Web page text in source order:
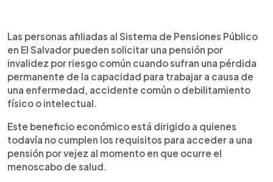
Escuchar artículo
La pensión por invalidez por riesgo común es un
beneficio del Sistema de Pensiones Público de El
Salvador para afiliados que pierdan de forma
permanente su capacidad de trabajar por
enfermedad, accidente común o debilitamiento
físico o intelectual. El trámite exige una
Calificadora de Invalidez (CCI). Los requisitos
cambian según la persona sea cotizante activa o
cesante. También existen criterios de edad y
porcentajes mínimos de pérdida de capacidad
Las personas afiliadas al Sistema de Pensiones Público
en El Salvador pueden solicitar una pensión por
invalidez por riesgo común cuando sufran una pérdida
permanente de la capacidad para trabajar a causa de
una enfermedad, accidente común o debilitamiento
físico o intelectual.
Este beneficio económico está dirigido a quienes
todavía no cumplen los requisitos para acceder a una
pensión por vejez al momento en que ocurre el
menoscabo de salud.